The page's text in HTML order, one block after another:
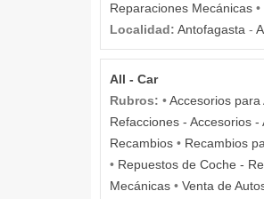
Reparaciones Mecánicas •
Localidad: Antofagasta -
All - Car
Rubros: •Accesorios para
Refacciones - Accesorios -
Recambios • Recambios
• Repuestos de Coche -
Mecánicas • Venta de